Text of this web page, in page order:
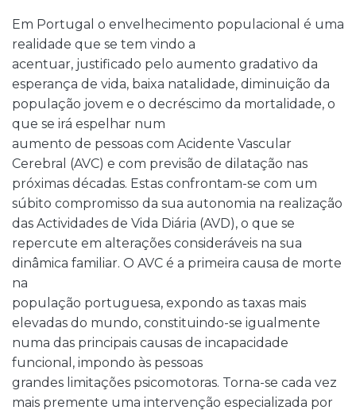
Em Portugal o envelhecimento populacional é uma
realidade que se tem vindo a
acentuar, justificado pelo aumento gradativo da
esperança de vida, baixa natalidade, diminuição da
população jovem e o decréscimo da mortalidade, o
que se irá espelhar num
aumento de pessoas com Acidente Vascular
Cerebral (AVC) e com previsão de dilatação nas
próximas décadas. Estas confrontam-se com um
súbito compromisso da sua autonomia na realização
das Actividades de Vida Diária (AVD), o que se
repercute em alterações consideráveis na sua
dinâmica familiar. O AVC é a primeira causa de morte
na
população portuguesa, expondo as taxas mais
elevadas do mundo, constituindo-se igualmente
numa das principais causas de incapacidade
funcional, impondo às pessoas
grandes limitações psicomotoras. Torna-se cada vez
mais premente uma intervenção especializada por